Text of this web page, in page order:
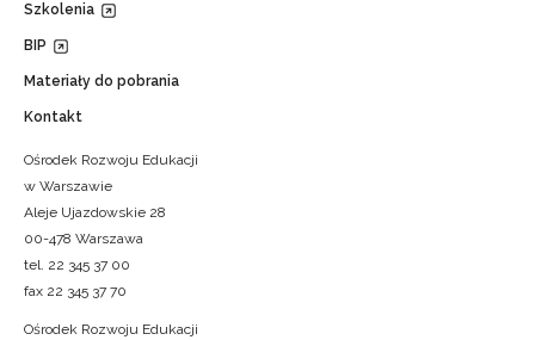
Szkolenia
BIP
Materiały do pobrania
Kontakt
Ośrodek Rozwoju Edukacji
w Warszawie
Aleje Ujazdowskie 28
00-478 Warszawa
tel. 22 345 37 00
fax 22 345 37 70
Ośrodek Rozwoju Edukacji